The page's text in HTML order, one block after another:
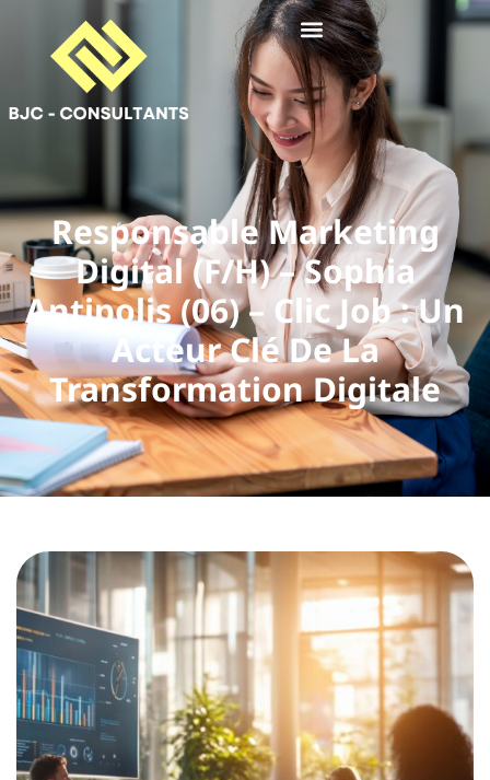
Responsable Marketing
Digital (F/H) – Sophia
Antipolis (06) – Clic Job : Un
Acteur Clé De La
Transformation Digitale